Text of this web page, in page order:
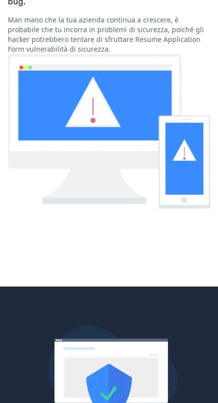
Man mano che la tua azienda continua a crescere, è
probabile che tu incorra in problemi di sicurezza, poiché gli
hacker potrebbero tentare di sfruttare Resume Application
Form vulnerabilità di sicurezza.